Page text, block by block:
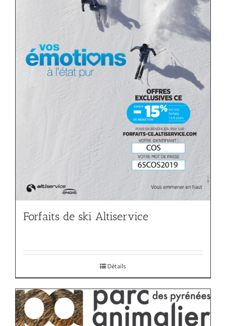
Forfaits de ski Altiservice
Détails